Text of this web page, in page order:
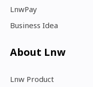
LnwPay
Business Idea
About Lnw​
Lnw Product